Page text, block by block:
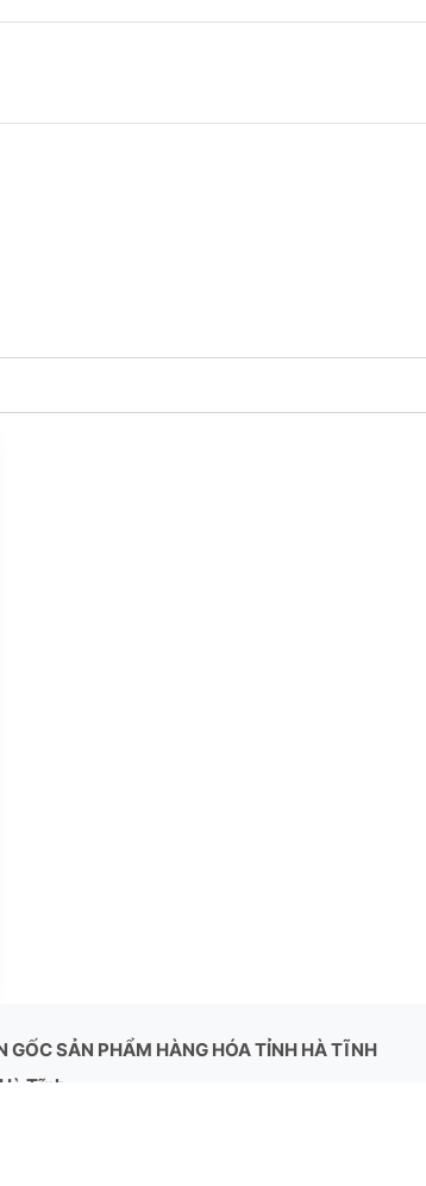
GỐC SẢN PHẨM HÀNG HÓA TỈNH HÀ TĨNH
Tĩnh.